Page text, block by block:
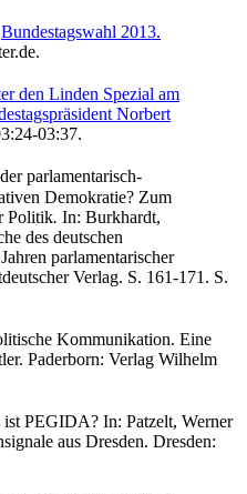
Bundestagswahl 2013.
den Linden Spezial am
Norbert
03:37.
parlamentarisch-
Demokratie? Zum
Politik. In: Burkhardt,
des deutschen
parlamentarischer
Verlag. S. 161-171. S.
Kommunikation. Eine
Paderborn: Verlag Wilhelm
ist PEGIDA? In: Patzelt, Werner
aus Dresden. Dresden: